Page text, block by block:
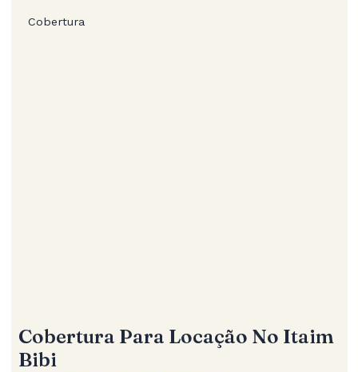
Cobertura
Cobertura Para Locação No Itaim
Bibi